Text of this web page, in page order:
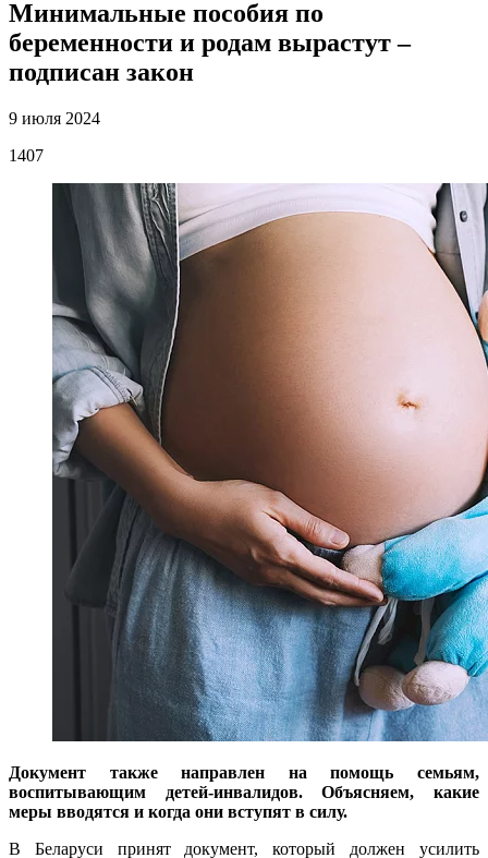
Минимальные пособия по
беременности и родам вырастут –
подписан закон
9 июля 2024
1407
Документ также направлен на помощь семьям,
воспитывающим детей-инвалидов. Объясняем, какие
меры вводятся и когда они вступят в силу.
В Беларуси принят документ, который должен усилить